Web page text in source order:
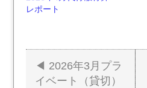
レポート
投
2026年3月プラ
イベート（貸切）